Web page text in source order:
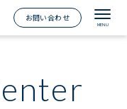
お問い合わせ